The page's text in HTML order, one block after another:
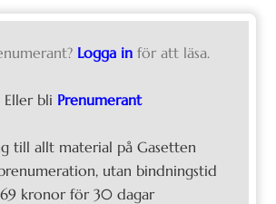
Logga in för att läsa.
Eller bli Prenumerant
till allt material på Gasetten
utan bindningstid
kronor för 30 dagar